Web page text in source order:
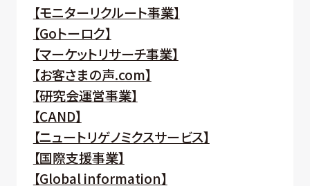
【モニターリクルート事業】
【Goトーロク】
【マーケットリサーチ事業】
【お客さまの声.com】
【研究会運営事業】
【CAND】
【ニュートリゲノミクスサービス】
【国際支援事業】
【Global information】